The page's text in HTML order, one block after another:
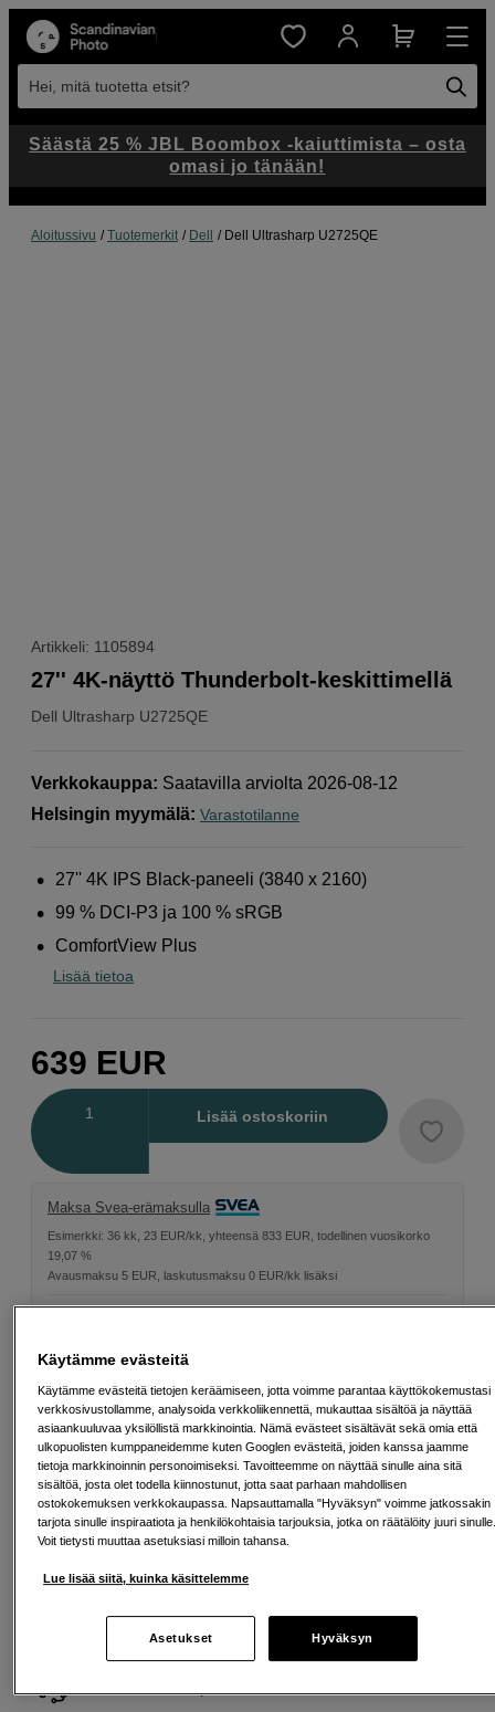
Hei, mitä tuotetta etsit?
Aloitussivu Tuotemerkit Dell Dell Ultrasharp U2725QE
Artikkeli: 1105894
Dell Ultrasharp U2725QE
27'' 4K-näyttö Thunderbolt-keskittimellä
Verkkokauppa: Saatavilla arviolta 2026-08-12
Helsingin myymälä: Varastotilanne
27'' 4K IPS Black-paneeli (3840 x 2160)
99 % DCI-P3 ja 100 % sRGB
ComfortView Plus
Lisää tietoa
639 EUR
Lisää ostoskoriin
Maksa Svea-erämaksulla
Esimerkki: 36 kk, 23 EUR/kk, yhteensä 833 EUR, todellinen vuosikorko
19,07 %
Avausmaksu 5 EUR, laskutusmaksu 0 EUR/kk lisäksi
Lainaaminen maksaa! Jos et pysty maksamaan velkaa ajoissa, saatat
velkaneuvonnasta. Yhteystiedot löydät sivulta
Energialuokka
Tuotelehti
Osta nyt ja maksa myöhemmin
Säästä 25 % JBL Boombox -kaiuttimista – osta
omasi jo tänään!
Käytämme evästeitä
Käytämme evästeitä tietojen keräämiseen, jotta voimme parantaa käyttökokemustasi
verkkosivustollamme, analysoida verkkoliikennettä, mukauttaa sisältöä ja näyttää
asiaankuuluvaa yksilöllistä markkinointia. Nämä evästeet sisältävät sekä omia että
ulkopuolisten kumppaneidemme kuten Googlen evästeitä, joiden kanssa jaamme
tietoja markkinoinnin personoimiseksi. Tavoitteemme on näyttää sinulle aina sitä
sisältöä, josta olet todella kiinnostunut, jotta saat parhaan mahdollisen
ostokokemuksen verkkokaupassa. Napsauttamalla "Hyväksyn" voimme jatkossakin
tarjota sinulle inspiraatiota ja henkilökohtaisia tarjouksia, jotka on räätälöity juuri
Voit tietysti muuttaa asetuksiasi milloin tahansa.
Lue lisää siitä, kuinka käsittelemme
Asetukset Hyväksyn